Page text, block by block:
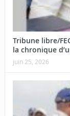
Tribune libre/
la chronique
juin 25, 2026